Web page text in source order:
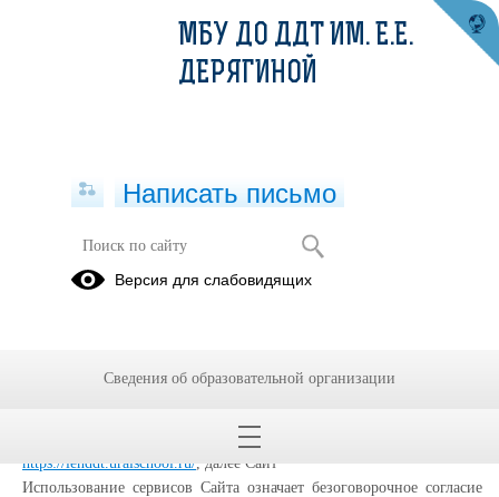
Политика конфиденциальности
детского творчества Ленинского района города Екатеринбурга им.
использовании в сети Интернет по адресу:
https://lenddt.uralschool.ru/ , далее Сайт
Использование сервисов Сайта означает безоговорочное согласие
МБУ ДО ДДТ ИМ. Е.Е.
ДЕРЯГИНОЙ
Написать письмо
Версия для слабовидящих
Сведения об образовательной организации